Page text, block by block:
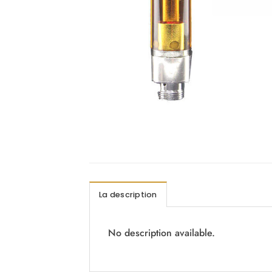
La description
No description available.